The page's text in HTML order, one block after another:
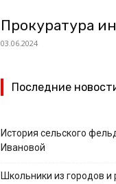
Прокуратура
03.06.2024
Последние
История сельского
Ивановой
Школьники из городов и